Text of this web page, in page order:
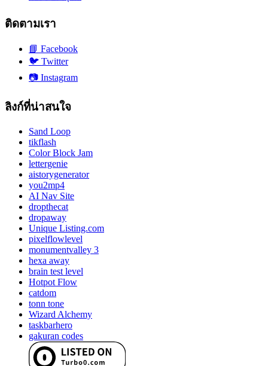
ติดตามเรา
📘 Facebook
🐦 Twitter
📷 Instagram
ลิงก์ที่น่าสนใจ
Sand Loop
tikflash
Color Block Jam
lettergenie
aistorygenerator
you2mp4
AI Nav Site
dropthecat
dropaway
Unique Listing.com
pixelflowlevel
monumentvalley 3
hexa away
brain test level
Hotpot Flow
catdom
tonn tone
Wizard Alchemy
taskbarhero
gakuran codes